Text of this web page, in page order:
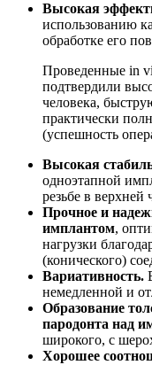
Высокая
использованию
обработке его
Проведенные in
подтвердили
человека,
практически
(успешность
Высокая
одноэтапной
резьбе в верхней
Прочное и
имплантом,
нагрузки
(конического)
Вариативность.
немедленной и
Образование
пародонта над
широкого, с
Хорошее